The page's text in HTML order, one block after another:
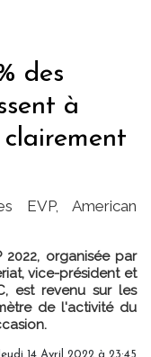
des
à
EVP, American
organisée par
vice-président et
est revenu sur les
de l'activité du
14 Avril 2022 à 23:45